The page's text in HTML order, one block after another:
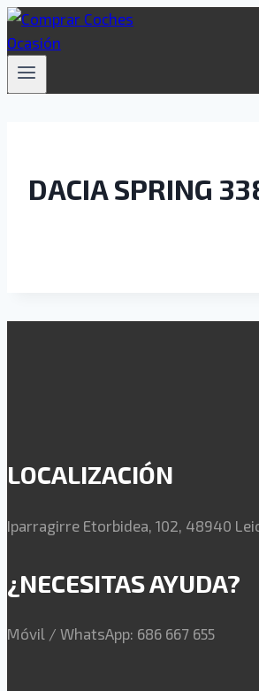
Saltar
al
contenido
DACIA SPRING
LOCALIZACIÓN
Iparragirre Etorbidea, 102, 48940
¿NECESITAS AYUDA?
Móvil / WhatsApp: 686 667 655